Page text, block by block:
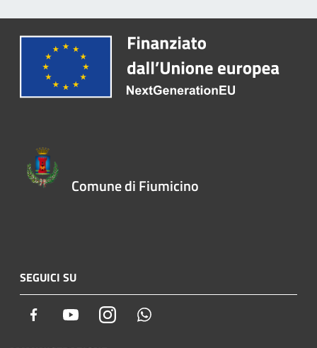
Comune di Fiumicino
SEGUICI SU
Facebook YoutubeInstagram